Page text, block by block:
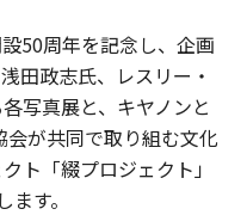
50周年を記念し、企画
田政志氏、レスリー・
写真展と、キヤノンと
が共同で取り組む文化
ト「綴プロジェクト」
す。